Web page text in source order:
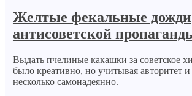
Желтые фекальные дожди
антисоветской
Выдать пчелиные какашки за советское
было креативно, но учитывая авторитет
несколько самонадеянно.